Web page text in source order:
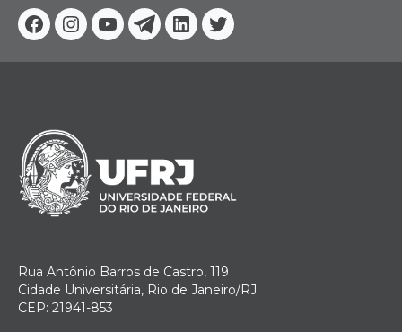
Facebook
Instagram
YoutubeTelegram
Linkedin
Twitter
Rua Antônio Barros de Castro, 119
Cidade Universitária, Rio de Janeiro/RJ
CEP: 21941-853